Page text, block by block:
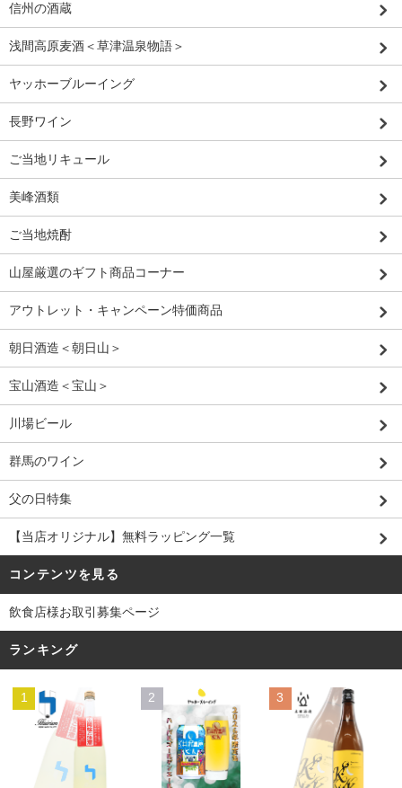
信州の酒蔵
浅間高原麦酒＜草津温泉物語＞
ヤッホーブルーイング
長野ワイン
ご当地リキュール
美峰酒類
ご当地焼酎
山屋厳選のギフト商品コーナー
アウトレット・キャンペーン特価商品
朝日酒造＜朝日山＞
宝山酒造＜宝山＞
川場ビール
群馬のワイン
父の日特集
【当店オリジナル】無料ラッピング一覧
コンテンツを見る
飲食店様お取引募集ページ
ランキング
1 2 3